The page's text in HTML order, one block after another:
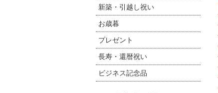
新築・引越し祝い
お歳暮
プレゼント
長寿・還暦祝い
ビジネス記念品